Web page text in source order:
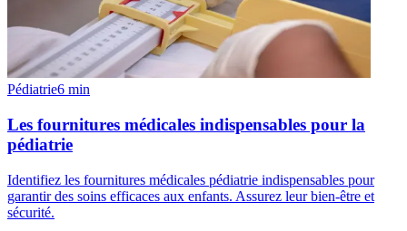
Pédiatrie6 min
Les fournitures médicales indispensables pour la
pédiatrie
Identifiez les fournitures médicales pédiatrie indispensables pour
garantir des soins efficaces aux enfants. Assurez leur bien-être et
sécurité.